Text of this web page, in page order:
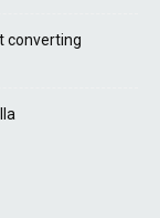
converting